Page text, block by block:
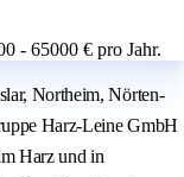
- 65000 € pro Jahr.
Northeim, Nörten-
Harz-Leine GmbH
Harz und in